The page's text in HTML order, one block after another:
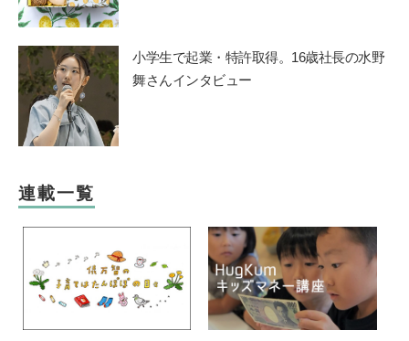
小学生で起業・特許取得。16歳社長の水野
舞さんインタビュー
連載一覧